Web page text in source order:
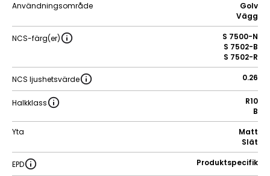
Användningsområde
Golv
Vägg
NCS-färg(er)
S 7500-N
S 7502-B
S 7502-R
NCS ljushetsvärde 0.26
Halkklass
R10
B
Yta
Matt
Slät
EPD Produktspecifik